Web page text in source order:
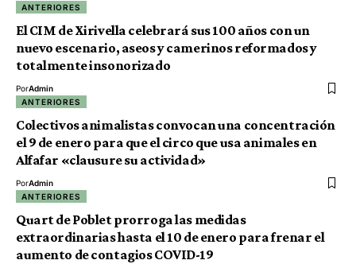
ANTERIORES
El CIM de Xirivella celebrará sus 100 años con un
nuevo escenario, aseos y camerinos reformados y
totalmente insonorizado
PorAdmin
ANTERIORES
Colectivos animalistas convocan una concentración
el 9 de enero para que el circo que usa animales en
Alfafar «clausure su actividad»
PorAdmin
ANTERIORES
Quart de Poblet prorroga las medidas
extraordinarias hasta el 10 de enero para frenar el
aumento de contagios COVID-19